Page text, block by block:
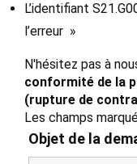
L’identifiant
l’erreur »
N'hésitez pas à
conformité de la
(rupture de
Les champs
Objet de la